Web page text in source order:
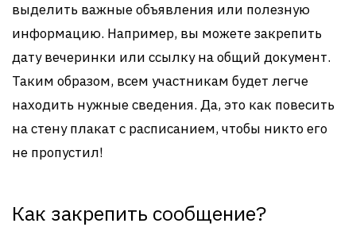
выделить важные объявления или полезную
информацию. Например, вы можете закрепить
дату вечеринки или ссылку на общий документ.
Таким образом, всем участникам будет легче
находить нужные сведения. Да, это как повесить
на стену плакат с расписанием, чтобы никто его
не пропустил!
Как закрепить сообщение?